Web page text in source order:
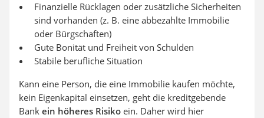
Finanzielle Rücklagen oder zusätzliche Sicherheiten
sind vorhanden (z. B. eine abbezahlte Immobilie
oder Bürgschaften)
Gute Bonität und Freiheit von Schulden
Stabile berufliche Situation
Kann eine Person, die eine Immobilie kaufen möchte,
kein Eigenkapital einsetzen, geht die kreditgebende
Bank ein höheres Risiko ein. Daher wird hier